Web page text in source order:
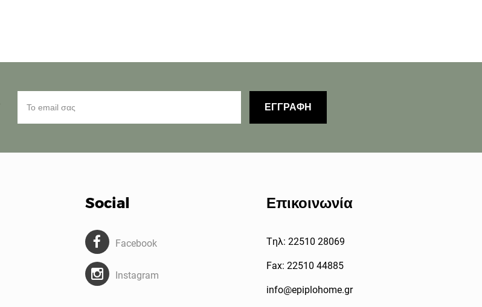
ΕΓΓΡΑΦΗ
Social
Facebook
Instagram
Επικοινωνία
Tηλ: 22510 28069
Fax: 22510 44885
info@epiplohome.gr